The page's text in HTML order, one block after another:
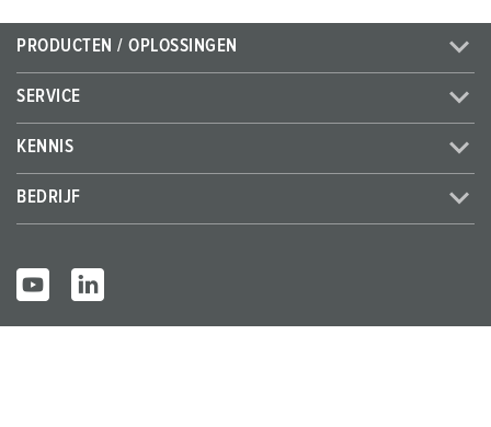
PRODUCTEN / OPLOSSINGEN
SERVICE
KENNIS
BEDRIJF